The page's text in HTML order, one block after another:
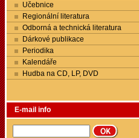
Učebnice
Regionální literatura
Odborná a technická literatura
Dárkové publikace
Periodika
Kalendáře
Hudba na CD, LP, DVD
E-mail info